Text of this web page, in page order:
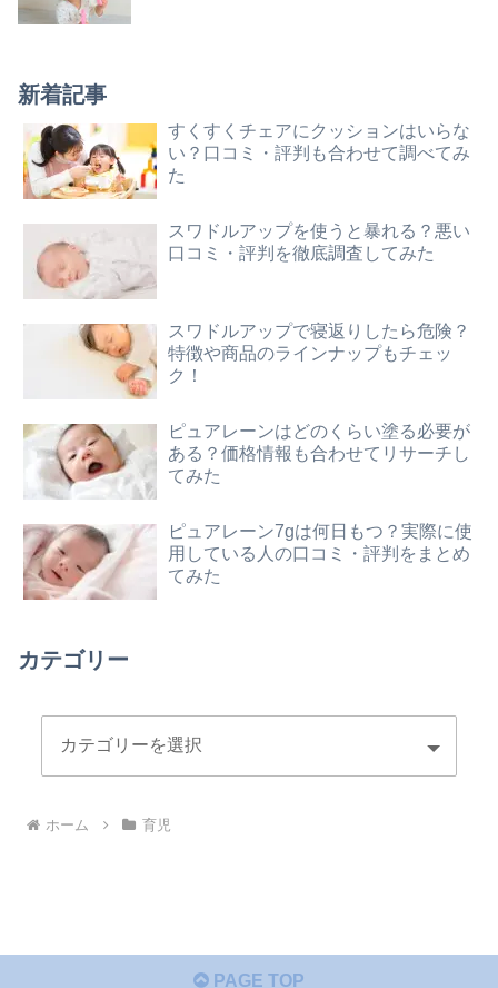
新着記事
すくすくチェアにクッションはいらな
い？口コミ・評判も合わせて調べてみ
た
スワドルアップを使うと暴れる？悪い
口コミ・評判を徹底調査してみた
スワドルアップで寝返りしたら危険？
特徴や商品のラインナップもチェッ
ク！
ピュアレーンはどのくらい塗る必要が
ある？価格情報も合わせてリサーチし
てみた
ピュアレーン7gは何日もつ？実際に使
用している人の口コミ・評判をまとめ
てみた
カテゴリー
ホーム 育児
PAGE TOP